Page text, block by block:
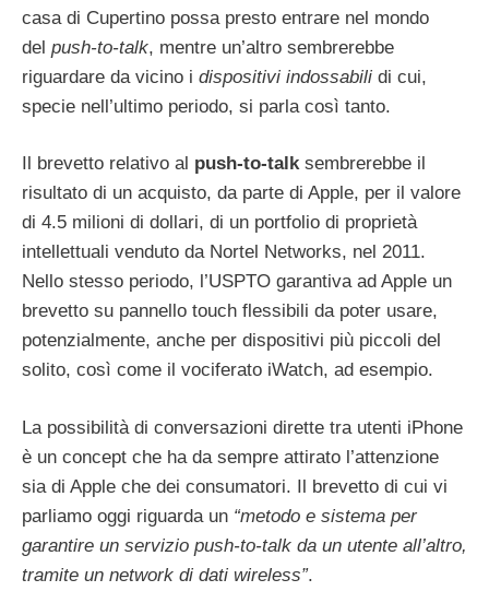
casa di Cupertino possa presto entrare nel mondo
del push-to-talk, mentre un’altro sembrerebbe
riguardare da vicino i dispositivi indossabili di cui,
specie nell’ultimo periodo, si parla così tanto.
Il brevetto relativo al push-to-talksembrerebbe il
risultato di un acquisto, da parte di Apple, per il valore
di 4.5 milioni di dollari, di un portfolio di proprietà
intellettuali venduto da Nortel Networks, nel 2011.
Nello stesso periodo, l’USPTO garantiva ad Apple un
brevetto su pannello touch flessibili da poter usare,
potenzialmente, anche per dispositivi più piccoli del
solito, così come il vociferato iWatch, ad esempio.
La possibilità di conversazioni dirette tra utenti iPhone
è un concept che ha da sempre attirato l’attenzione
sia di Apple che dei consumatori. Il brevetto di cui vi
parliamo oggi riguarda un “metodo e sistema per
garantire un servizio push-to-talk da un utente all’altro,
tramite un network di dati wireless”.